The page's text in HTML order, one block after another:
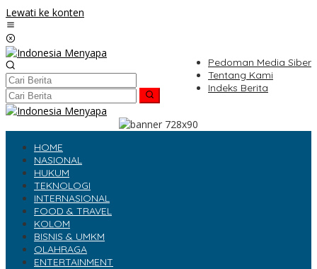
Lewati ke konten
Pedoman Media Siber
Tentang Kami
Indeks Berita
HOME
NASIONAL
HUKUM
TEKNOLOGI
INTERNASIONAL
FOOD & TRAVEL
KOLOM
BISNIS & UMKM
OLAHRAGA
ENTERTAINMENT